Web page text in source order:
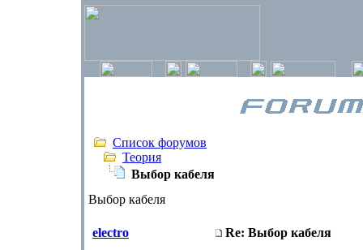
Список форумов
Теория
Выбор кабеля
Выбор кабеля
electro
Re: Выбор кабеля